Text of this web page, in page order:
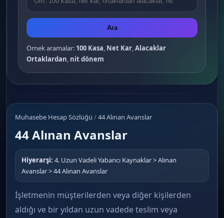
Ara
Örnek aramalar: 100 Kasa, Net Kar,Alacaklar
Ortaklardan, nit dönem
Muhasebe Hesap Sözlüğü /44 Alınan Avanslar
44 Alınan Avanslar
Hiyerarşi: 4. Uzun Vadeli Yabancı Kaynaklar > Alınan
Avanslar > 44 Alınan Avanslar
İşletmenin müşterilerden veya diğer kişilerden
aldığı ve bir yıldan uzun vadede teslim veya